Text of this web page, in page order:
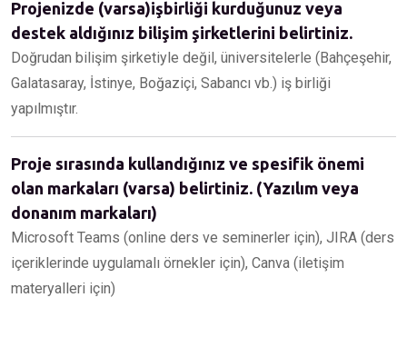
Projenizde (varsa)işbirliği kurduğunuz veya
destek aldığınız bilişim şirketlerini belirtiniz.
Doğrudan bilişim şirketiyle değil, üniversitelerle (Bahçeşehir,
Galatasaray, İstinye, Boğaziçi, Sabancı vb.) iş birliği
yapılmıştır.
Proje sırasında kullandığınız ve spesifik önemi
olan markaları (varsa) belirtiniz. (Yazılım veya
donanım markaları)
Microsoft Teams (online ders ve seminerler için), JIRA (ders
içeriklerinde uygulamalı örnekler için), Canva (iletişim
materyalleri için)